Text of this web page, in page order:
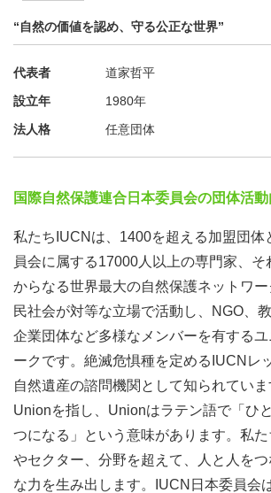
“自然の価値を認め、守る公正な世界”
代表者
道家哲平
設立年
1980年
法人格
任意団体
国際自然保護連合日本委員会の団体活
私たちIUCNは、1400を超える加盟団体
員会に属する17000人以上の専門家、そ
からなる世界最大の自然保護ネットワ
民社会が対等な立場で活動し、NGO、
企業団体など多様なメンバーを有する
ークです。絶滅危惧種を定めるIUCNレ
自然遺産の諮問機関として知られてい
Unionを指し、Unionはラテン語で「ひ
つになる」という意味があります。私
やセクター、分野を超えて、人と人を
な力を生み出します。IUCN日本委員会